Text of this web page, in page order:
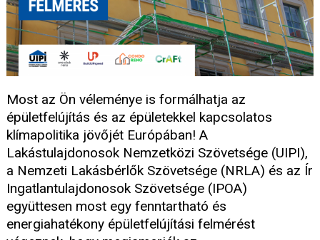
Most az Ön véleménye is formálhatja az
épületfelújítás és az épületekkel kapcsolatos
klímapolitika jövőjét Európában! A
Lakástulajdonosok Nemzetközi Szövetsége (UIPI),
a Nemzeti Lakásbérlők Szövetsége (NRLA) és az Ír
Ingatlantulajdonosok Szövetsége (IPOA)
együttesen most egy fenntartható és
energiahatékony épületfelújítási felmérést